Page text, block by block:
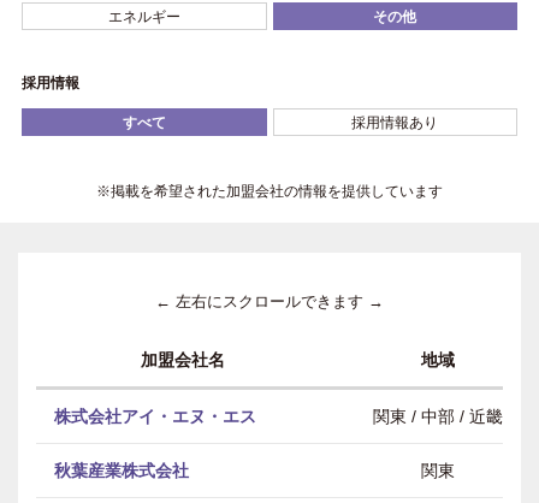
エネルギー その他
採用情報
すべて 採用情報あり
※掲載を希望された加盟会社の情報を提供しています
← 左右にスクロールできます →
加盟会社名 地域
株式会社アイ・エヌ・エス 関東 / 中部 / 近畿
秋葉産業株式会社 関東